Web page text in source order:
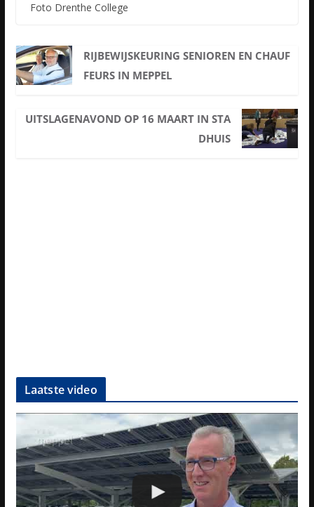
Foto Drenthe College
RIJBEWIJSKEURING SENIOREN EN CHAUF
FEURS IN MEPPEL
UITSLAGENAVOND OP 16 MAART IN STA
DHUIS
Laatste video